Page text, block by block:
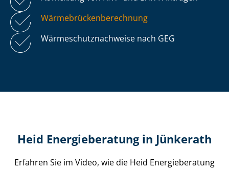
Wär­me­brü­cken­be­rech­nung
Wär­me­schutz­nach­wei­se nach GEG
Heid Energieberatung in Jünkerath
Erfahren Sie im Video, wie die Heid Energieberatung